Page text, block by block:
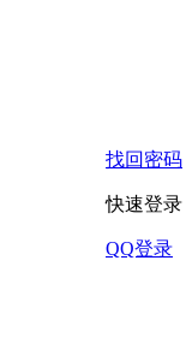
找回密码
快速登录
QQ登录